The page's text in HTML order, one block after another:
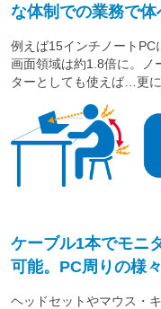
な体制での業務で体
例えば15インチノートPC
画面領域は約1.8倍に。ノ
ターとしても使えば…更に
ケーブル1本でモニ
可能。PC周りの様
ヘッドセットやマウス・